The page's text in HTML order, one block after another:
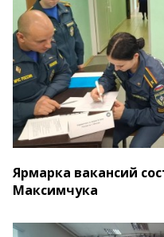
Ярмарка вакансий
Максимчука